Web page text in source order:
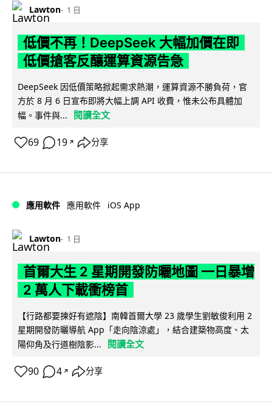
Lawton 1 日
低價不再！DeepSeek 大幅加價在即
低價搶客反釀運算資源告急
DeepSeek 因低價策略掀起需求熱潮，運算資源不勝負荷，官
方於 8 月 6 日宣布即將大幅上調 API 收費，惟未公布具體加
幅。事件與...
閱讀全文
69 19 ↗ 分享
應用軟件 應用軟件 iOS App
Lawton 1 日
首爾大生 2 星期開發防曬地圖 一日暴增
2 萬人下載衝榜首
【行路都要揀好有遮陰】南韓首爾大學 23 歲學生劉敏俊利用 2
星期開發防曬導航 App「走向陰涼處」，結合建築物高度、太
陽仰角及行道樹陰影...
閱讀全文
90 4 ↗ 分享